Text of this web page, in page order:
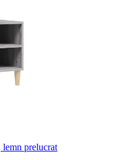
lemn prelucrat